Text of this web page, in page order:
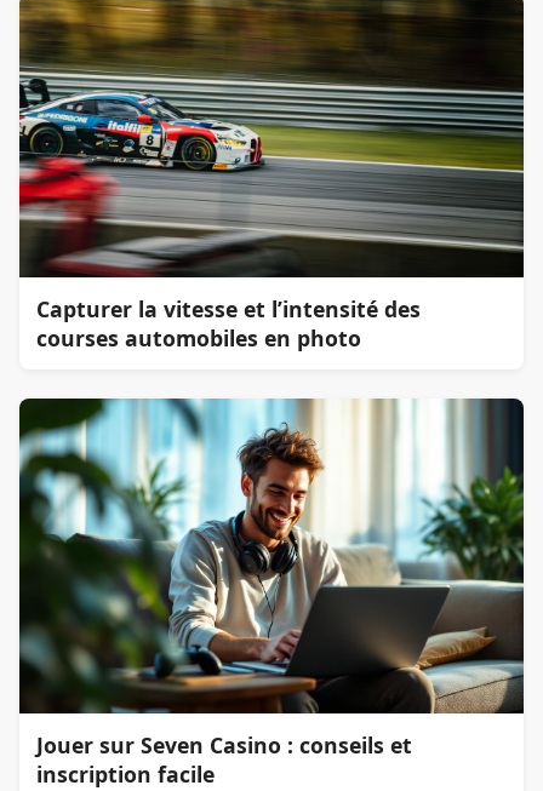
Capturer la vitesse et l’intensité des
courses automobiles en photo
Jouer sur Seven Casino : conseils et
inscription facile